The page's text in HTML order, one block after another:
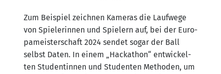
Zum Bei­spiel zeich­nen Kame­ras die Lauf­we­ge
von Spie­le­rin­nen und Spie­lern auf, bei der Euro­
pa­meis­ter­schaft 2024 sen­det sogar der Ball
selbst Daten. In einem „Hacka­thon“ ent­wi­ckel­
ten Stu­den­tin­nen und Stu­den­ten Metho­den, um